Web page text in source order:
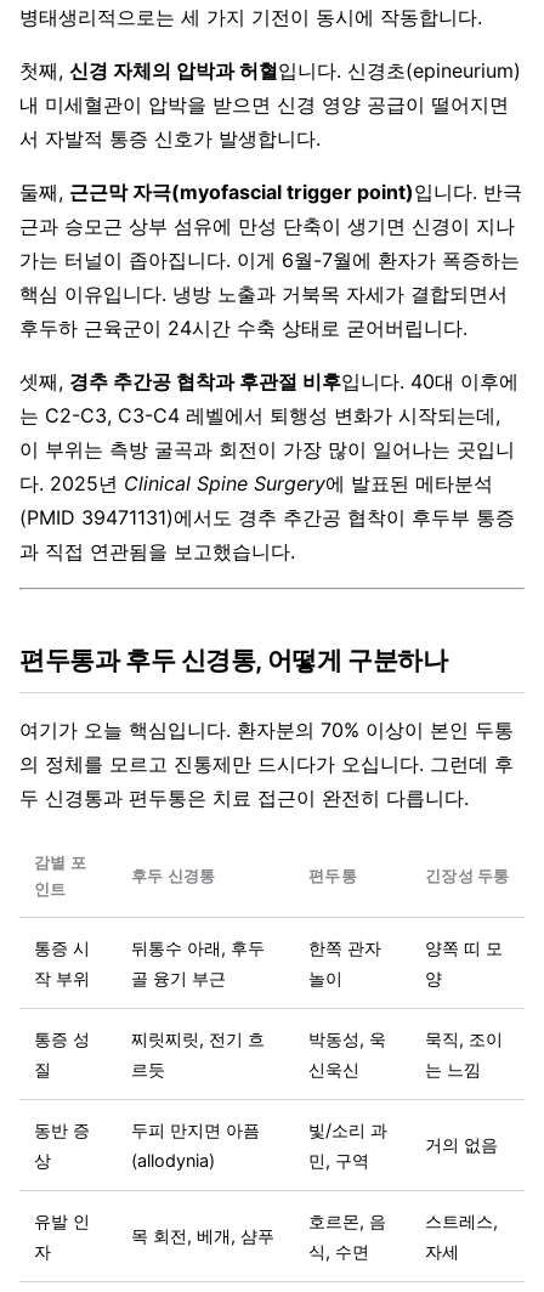
병태생리적으로는 세 가지 기전이 동시에 작동합니다.
첫째, 신경 자체의 압박과 허혈입니다. 신경초(epineurium)
내 미세혈관이 압박을 받으면 신경 영양 공급이 떨어지면
서 자발적 통증 신호가 발생합니다.
둘째, 근근막 자극(myofascial trigger point)입니다. 반극
근과 승모근 상부 섬유에 만성 단축이 생기면 신경이 지나
가는 터널이 좁아집니다. 이게 6월-7월에 환자가 폭증하는
핵심 이유입니다. 냉방 노출과 거북목 자세가 결합되면서
후두하 근육군이 24시간 수축 상태로 굳어버립니다.
셋째, 경추 추간공 협착과 후관절 비후입니다. 40대 이후에
는 C2-C3, C3-C4 레벨에서 퇴행성 변화가 시작되는데,
이 부위는 측방 굴곡과 회전이 가장 많이 일어나는 곳입니
다. 2025년 Clinical Spine Surgery에 발표된 메타분석
(PMID 39471131)에서도 경추 추간공 협착이 후두부 통증
과 직접 연관됨을 보고했습니다.
편두통과 후두 신경통, 어떻게 구분하나
여기가 오늘 핵심입니다. 환자분의 70% 이상이 본인 두통
의 정체를 모르고 진통제만 드시다가 오십니다. 그런데 후
두 신경통과 편두통은 치료 접근이 완전히 다릅니다.
감별 포
인트
후두 신경통 편두통 긴장성 두통
통증 시
작 부위
뒤통수 아래, 후두
골 융기 부근
한쪽 관자
놀이
양쪽 띠 모
양
통증 성
질
찌릿찌릿, 전기 흐
르듯
박동성, 욱
신욱신
묵직, 조이
는 느낌
동반 증
상
두피 만지면 아픔
(allodynia)
빛/소리 과
민, 구역
거의 없음
유발 인
자
목 회전, 베개, 샴푸
호르몬, 음
식, 수면
스트레스,
자세